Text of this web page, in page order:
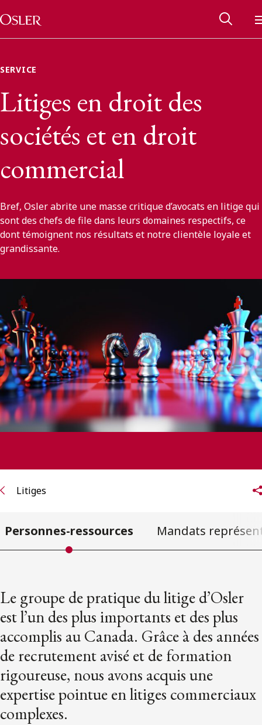
Passer au contenu
Main Navigation
Réseau des anciens d’Osler
Contactez-nous
S’abonner aux articles Osler
S’abonner
SERVICE
Litiges en droit des
sociétés et en droit
commercial
Bref, Osler abrite une masse critique d’avocats en litige qui
sont des chefs de file dans leurs domaines respectifs, ce
dont témoignent nos résultats et notre clientèle loyale et
grandissante.
Litiges
Personnes-ressources Mandats
Le groupe de pratique du litige d’Osler
est l’un des plus importants et des plus
accomplis au Canada. Grâce à des années
de recrutement avisé et de formation
rigoureuse, nous avons acquis une
expertise pointue en litiges commerciaux
complexes.